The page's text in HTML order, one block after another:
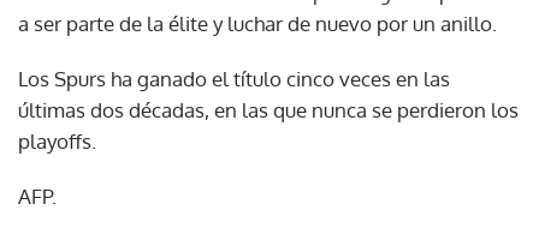
a ser parte de la élite y luchar de nuevo por un anillo.
Los Spurs ha ganado el título cinco veces en las
últimas dos décadas, en las que nunca se perdieron los
playoffs.
AFP.